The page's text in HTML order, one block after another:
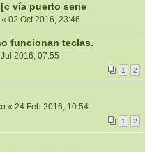
vía puerto serie
« 02 Oct 2016, 23:46
funcionan teclas.
2016, 07:55
1 2
« 24 Feb 2016, 10:54
1 2